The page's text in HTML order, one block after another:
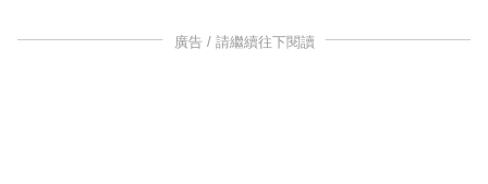
廣告 / 請繼續往下閱讀